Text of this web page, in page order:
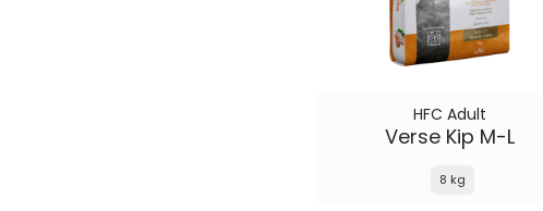
HFC Adult
Verse Kip M-L
8 kg